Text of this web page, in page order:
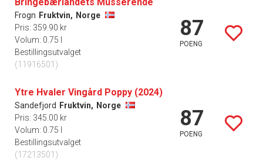
Frogn Fruktvin, Norge
Pris: 359.90 kr
Volum: 0.75 l
Bestillingsutvalget
(11916501)
87
POENG
Ytre Hvaler Vingård Poppy (2024)
Sandefjord Fruktvin, Norge
Pris: 345.00 kr
Volum: 0.75 l
Bestillingsutvalget
(17213501)
87
POENG